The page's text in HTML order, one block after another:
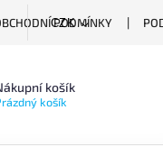
PODMÍNKY
CZK
košík
košík